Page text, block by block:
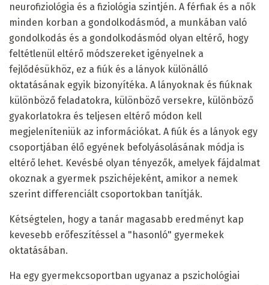
neurofiziológia és a fiziológia szintjén. A férfiak és a nők
minden korban a gondolkodásmód, a munkában való
gondolkodás és a gondolkodásmód olyan eltérő, hogy
feltétlenül eltérő módszereket igényelnek a
fejlődésükhöz, ez a fiúk és a lányok különálló
oktatásának egyik bizonyítéka. A lányoknak és fiúknak
különböző feladatokra, különböző versekre, különböző
gyakorlatokra és teljesen eltérő módon kell
megjeleníteniük az információkat. A fiúk és a lányok egy
csoportjában élő egyének befolyásolásának módja is
eltérő lehet. Kevésbé olyan tényezők, amelyek fájdalmat
okoznak a gyermek pszichéjeként, amikor a nemek
szerint differenciált csoportokban tanítják.
Kétségtelen, hogy a tanár magasabb eredményt kap
kevesebb erőfeszítéssel a "hasonló" gyermekek
oktatásában.
Ha egy gyermekcsoportban ugyanaz a pszichológiai